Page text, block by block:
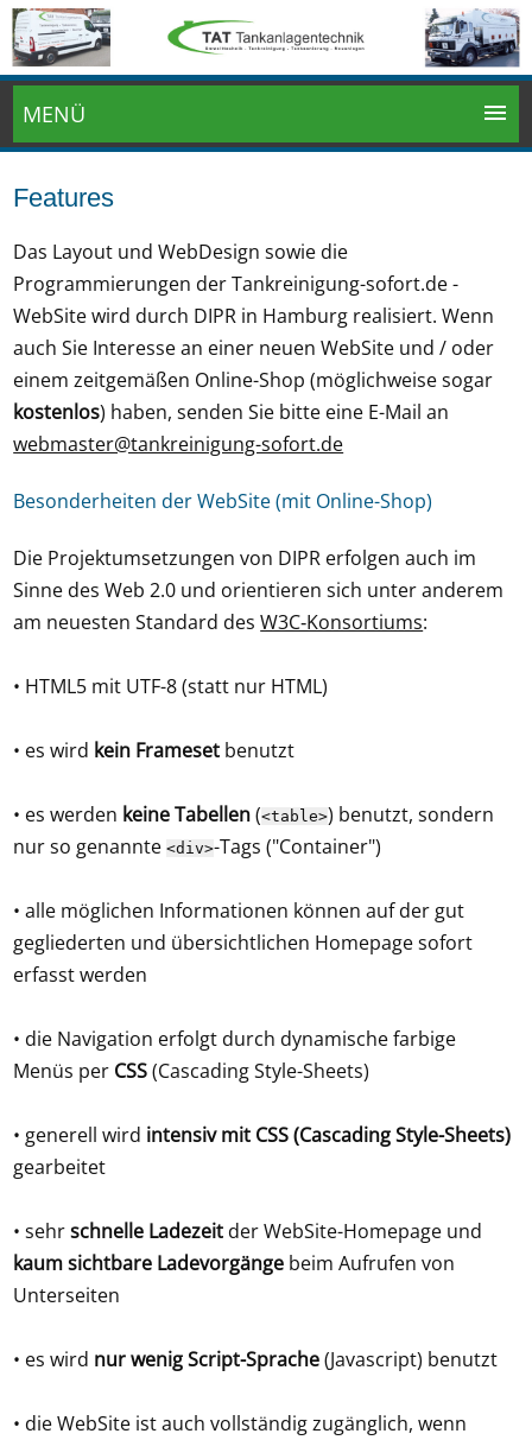
MENÜ
Features
Das Layout und WebDesign sowie die
Programmierungen der Tankreinigung-sofort.de -
WebSite wird durch DIPR in Hamburg realisiert. Wenn
auch Sie Interesse an einer neuen WebSite und / oder
einem zeitgemäßen Online-Shop (möglichweise sogar
kostenlos) haben, senden Sie bitte eine E-Mail an
webmaster@tankreinigung-sofort.de
Besonderheiten der WebSite (mit Online-Shop)
Die Projektumsetzungen von DIPR erfolgen auch im
Sinne des Web 2.0 und orientieren sich unter anderem
am neuesten Standard desW3C‑Konsortiums:
• HTML5 mit UTF-8 (statt nur HTML)
• es wird kein Frameset benutzt
• es werden keine Tabellen(<table>) benutzt, sondern
nur so genannte<div>-Tags ("Container")
• alle möglichen Informationen können auf der gut
gegliederten und übersichtlichen Homepage sofort
erfasst werden
• die Navigation erfolgt durch dynamische farbige
Menüs per CSS(Cascading Style-Sheets)
• generell wird intensiv mit CSS (Cascading Style-Sheets)
gearbeitet
• sehrschnelle Ladezeit der WebSite-Homepage und
kaum sichtbare Ladevorgänge beim Aufrufen von
Unterseiten
• es wird nur wenig Script-Sprache(Javascript) benutzt
• die WebSite ist auch vollständig zugänglich, wenn